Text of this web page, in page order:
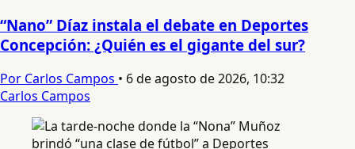
“Nano” Díaz instala el debate en Deportes
Concepción: ¿Quién es el gigante del sur?
Por Carlos Campos • 6 de agosto de 2026, 10:32
Carlos Campos